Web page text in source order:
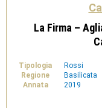
La Firma –
Tipologia
Rossi
Regione
Basilicata
Annata
2019